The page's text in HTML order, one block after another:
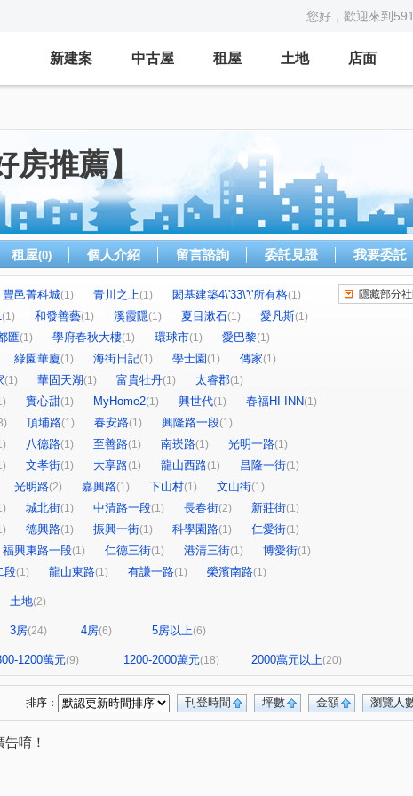
您好，歡迎來到
新建案 中古屋 租屋 土地 店面
推薦】
租屋(0) 個人介紹 留言諮詢 委託見證 我要委託
豐邑菁科城(1) 青川之上(1) 閎基建築4\'33\'\'所有格(1)
(1) 和發善藝(1) 溪霞隱(1) 夏目漱石(1) 愛凡斯(1)
匯(1) 學府春秋大樓(1) 環球市(1) 愛巴黎(1)
綠園華廈(1) 海街日記(1) 學士園(1) 傳家(1)
(1) 華固天湖(1) 富貴牡丹(1) 太睿郡(1)
實心甜(1) MyHome2(1) 興世代(1) 春福HI INN(1)
頂埔路(1) 春安路(1) 興隆路一段(1)
八德路(1) 至善路(1) 南崁路(1) 光明一路(1)
文孝街(1) 大享路(1) 龍山西路(1) 昌隆一街(1)
光明路(2) 嘉興路(1) 下山村(1) 文山街(1)
城北街(1) 中清路一段(1) 長春街(2) 新莊街(1)
德興路(1) 振興一街(1) 科學園路(1) 仁愛街(1)
福興東路一段(1) 仁德三街(1) 港清三街(1) 博愛街(1)
段(1) 龍山東路(1) 有謙一路(1) 榮濱南路(1)
隱藏部分
土地(2)
3房(24) 4房(6) 5房以上(6)
1200萬元(9) 1200-2000萬元(18) 2000萬元以上(20)
瀏覽人
金額
坪數
刊登時間
排序：
唷！